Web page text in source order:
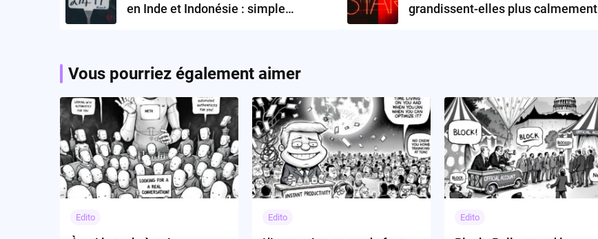
en Inde et Indonésie : simple
grandissent-elles plus calmement
Vous pourriez également aimer
Edito Edito Edito